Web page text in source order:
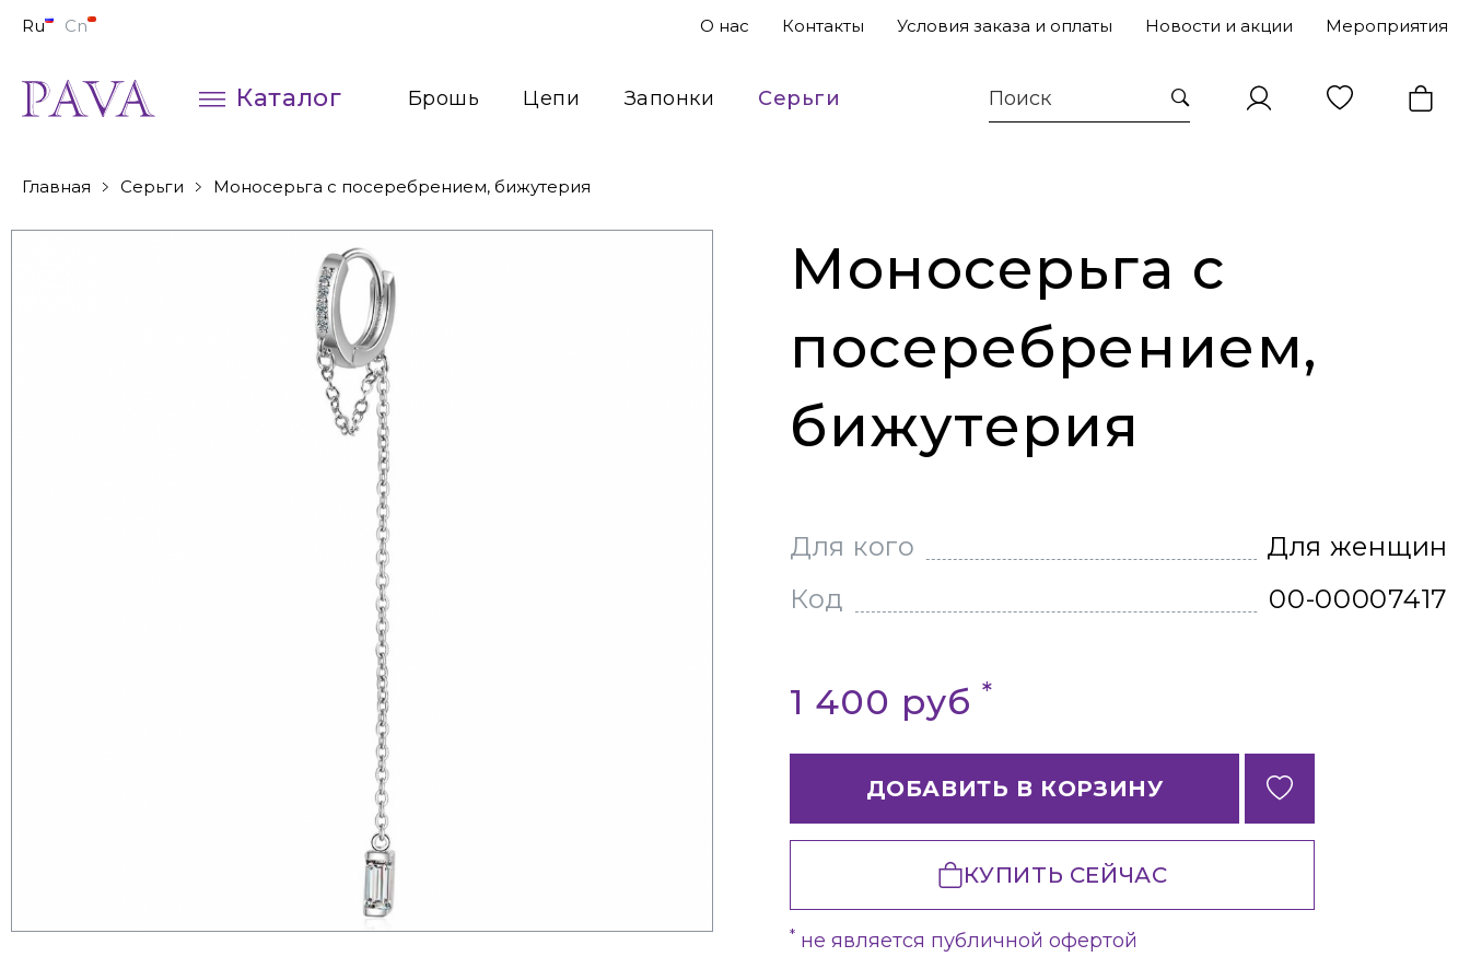
Ru Cn О нас Контакты Условия заказа и оплаты Новости и акции Мероприятия
Каталог Брошь Цепи Запонки
Серьги
Главная Серьги Моносерьга с посеребрением, бижутерия
Моносерьга с
посеребрением,
бижутерия
Для кого
Для женщин
Код
00-00007417
1 400 руб *
ДОБАВИТЬ В КОРЗИНУ
КУПИТЬ СЕЙЧАС
* не является публичной офертой